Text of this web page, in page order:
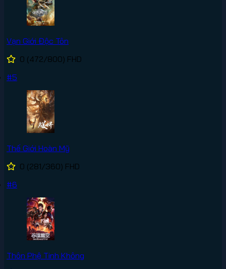
Vạn Giới Độc Tôn
0 (472/800) FHD
#5
Thế Giới Hoàn Mỹ
0 (281/360) FHD
#6
Thôn Phệ Tinh Không